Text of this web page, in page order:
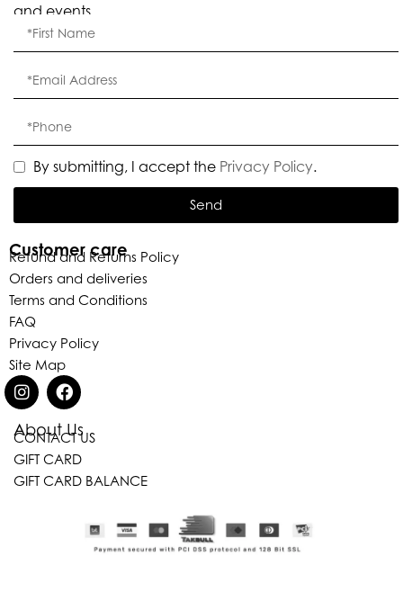
About Us
CONTACT US
GIFT CARD
GIFT CARD BALANCE
Customer care
Refund and Returns Policy
Orders and deliveries
Terms and Conditions
FAQ
Privacy Policy
Site Map
and events.
By submitting, I accept the Privacy Policy.
Send
Eleganza Israel
היישלום, ברוכה הבאה ל-ELEGANZA -